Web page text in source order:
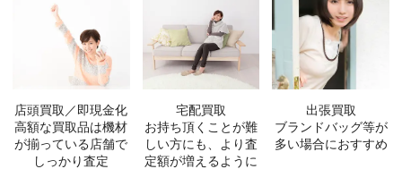
店頭買取／即現金化
高額な買取品は機材
が揃っている店舗で
しっかり査定
宅配買取
お持ち頂くことが難
しい方にも、より査
定額が増えるように
出張買取
ブランドバッグ等が
多い場合におすすめ